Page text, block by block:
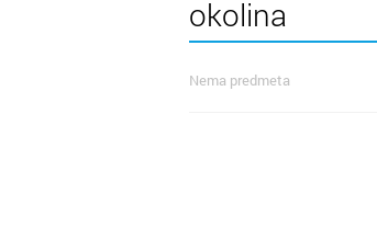
okolina
Nema predmeta